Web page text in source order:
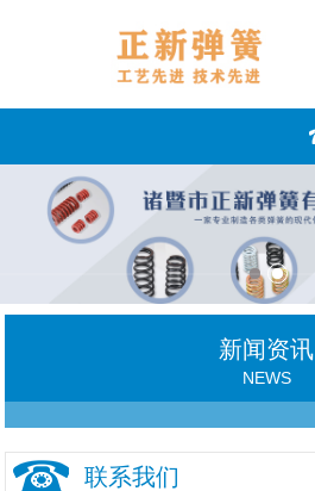
新闻资讯
NEWS
联系我们